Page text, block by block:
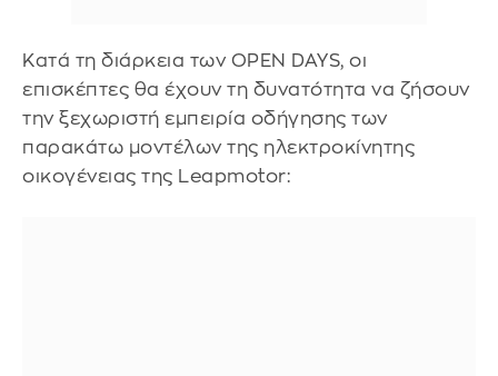
Κατά τη διάρκεια των OPEN DAYS, οι
επισκέπτες θα έχουν τη δυνατότητα να ζήσουν
την ξεχωριστή εμπειρία οδήγησης των
παρακάτω μοντέλων της ηλεκτροκίνητης
οικογένειας της Leapmotor: